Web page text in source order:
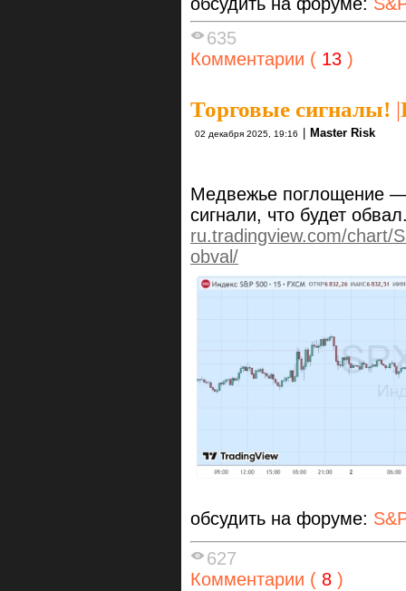
635
Комментарии ( 13 )
Торговые сигналы! |
02 декабря 2025, 19:16 Master Risk
Медвежье поглощение
сигнали, что будет
ru.tradingview.com/chart/
obval/
обсудить на форуме:
627
Комментарии ( 8 )